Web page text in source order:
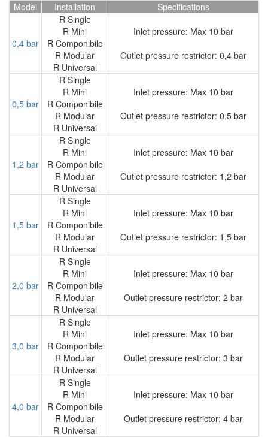
Model Installation Specifications
0,4 bar
R Single
R Mini
R Componibile
R Modular
R Universal
Inlet pressure: Max 10 bar
Outlet pressure restrictor: 0,4 bar
0,5 bar
R Single
R Mini
R Componibile
R Modular
R Universal
Inlet pressure: Max 10 bar
Outlet pressure restrictor: 0,5 bar
1,2 bar
R Single
R Mini
R Componibile
R Modular
R Universal
Inlet pressure: Max 10 bar
Outlet pressure restrictor: 1,2 bar
1,5 bar
R Single
R Mini
R Componibile
R Modular
R Universal
Inlet pressure: Max 10 bar
Outlet pressure restrictor: 1,5 bar
2,0 bar
R Single
R Mini
R Componibile
R Modular
R Universal
Inlet pressure: Max 10 bar
Outlet pressure restrictor: 2 bar
3,0 bar
R Single
R Mini
R Componibile
R Modular
R Universal
Inlet pressure: Max 10 bar
Outlet pressure restrictor: 3 bar
4,0 bar
R Single
R Mini
R Componibile
R Modular
R Universal
Inlet pressure: Max 10 bar
Outlet pressure restrictor: 4 bar